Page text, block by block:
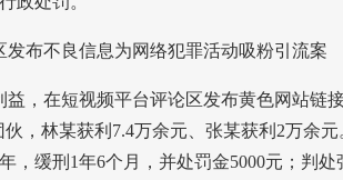
布不良信息为网络犯罪活动吸粉引流案
益，在短视频平台评论区发布黄色网站链
，林某获利7.4万余元、张某获利2万余
，缓刑1年6个月，并处罚金5000元；判